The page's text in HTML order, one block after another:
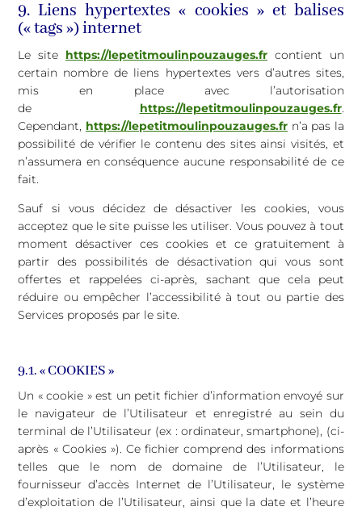
9. Liens hypertextes « cookies » et balises
(« tags ») internet
Le site https://lepetitmoulinpouzauges.fr contient un
certain nombre de liens hypertextes vers d’autres sites,
mis en place avec l’autorisation
de
https://lepetitmoulinpouzauges.fr.
Cependant, https://lepetitmoulinpouzauges.fr n’a pas la
possibilité de vérifier le contenu des sites ainsi visités, et
n’assumera en conséquence aucune responsabilité de ce
fait.
Sauf si vous décidez de désactiver les cookies, vous
acceptez que le site puisse les utiliser. Vous pouvez à tout
moment désactiver ces cookies et ce gratuitement à
partir des possibilités de désactivation qui vous sont
offertes et rappelées ci-après, sachant que cela peut
réduire ou empêcher l’accessibilité à tout ou partie des
Services proposés par le site.
9.1. « COOKIES »
Un « cookie » est un petit fichier d’information envoyé sur
le navigateur de l’Utilisateur et enregistré au sein du
terminal de l’Utilisateur (ex : ordinateur, smartphone), (ci-
après « Cookies »). Ce fichier comprend des informations
telles que le nom de domaine de l’Utilisateur, le
fournisseur d’accès Internet de l’Utilisateur, le système
d’exploitation de l’Utilisateur, ainsi que la date et l’heure